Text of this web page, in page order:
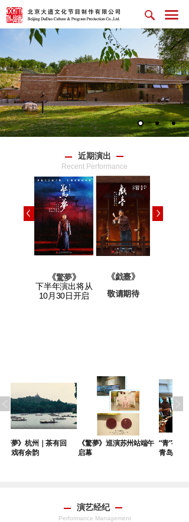
近期演出
Recent Performance
《驚夢》
下半年演出将从
10月30日开启
《戯臺》
敬请期待
茶有回
《驚夢》巡演苏州站端午
启幕
“青”有独钟 《驚夢》再
演艺经纪
Performance Management